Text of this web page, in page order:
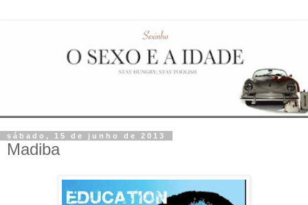
sábado, 15 de junho de 2013
Madiba